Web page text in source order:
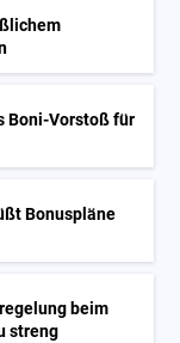
Boni-Vorstoß für
Bonuspläne
beim
streng